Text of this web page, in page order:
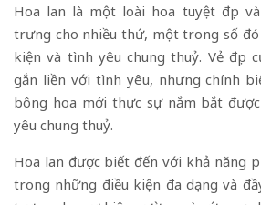
Hoa lan là một loài hoa tuyệt đẹp
trưng cho nhiều thứ, một trong số
kiện và tình yêu chung thuỷ. Vẻ đẹp
gắn liền với tình yêu, nhưng chính
bông hoa mới thực sự nắm bắt
yêu chung thuỷ.
Hoa lan được biết đến với khả năng
trong những điều kiện đa dạng và